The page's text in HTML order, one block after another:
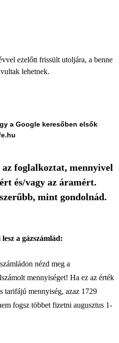
ezelőtt frissült utoljára, a benne
lehetnek.
a Google keresőben elsők
foglalkoztat, mennyivel
és/vagy az áramért.
mint gondolnád.
a gázszámlád:
nézd meg a
mennyiséget! Ha ez az érték
tarifájú mennyiség, azaz 1729
fogsz többet fizetni augusztus 1-